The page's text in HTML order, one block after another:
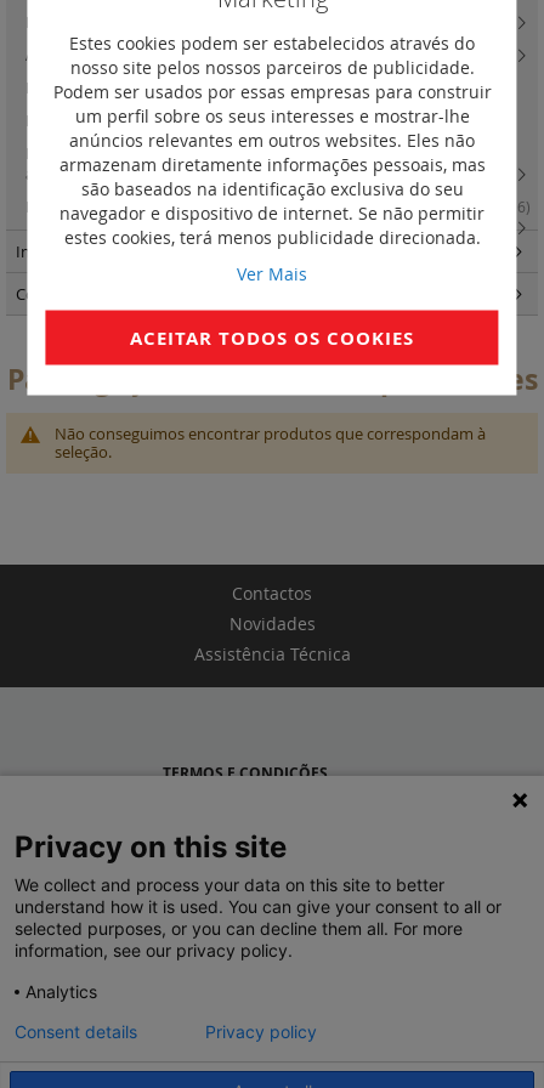
Para ligação com tomadas posteriores
Não conseguimos encontrar produtos que correspondam à
seleção.
DPX3 160, 250, 630 e 1600 - alimentação e supervisão
Automatismos para inversores de rede(18)
DPX3 1600 - versão seccionável(0)
DPX3 630 - comandos rotativos(0)
DPX3 1600 - versão seccionável e comandos rotativos e motorizados e
acessórios(29)
DPX3 630 - comandos rotativos e comandos motorizados e acessórios
(16)
Interruptores-seccionadores(104)
Corta-circuitos, fusíveis e disjuntores motores
Contactos
Novidades
Assistência Técnica
Estes cookies podem ser estabelecidos através do
nosso site pelos nossos parceiros de publicidade.
Podem ser usados por essas empresas para construir
um perfil sobre os seus interesses e mostrar-lhe
anúncios relevantes em outros websites. Eles não
armazenam diretamente informações pessoais, mas
são baseados na identificação exclusiva do seu
navegador e dispositivo de internet. Se não permitir
estes cookies, terá menos publicidade direcionada.
Ver Mais
ACEITAR TODOS OS COOKIES
TERMOS E CONDIÇÕES
LEGRAND PORTUGAL
GRUPO LEGRAND NO MUNDO
Privacy on this site
We collect and process your data on this site to better
understand how it is used. You can give your consent to all or
selected purposes, or you can decline them all. For more
information, see our privacy policy.
Analytics
Consent details Privacy policy